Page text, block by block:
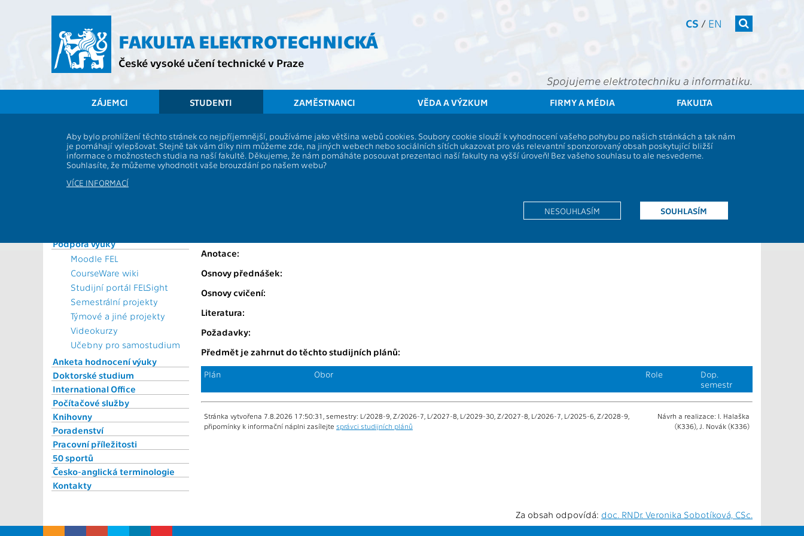
FAKULTA ELEKTROTECHNICKÁ
České vysoké učení technické v Praze
CS / EN
Spojujeme elektrotechniku a informatiku.
ZÁJEMCI STUDENTI ZAMĚSTNANCI VĚDA A VÝZKUM FIRMY A MÉDIA FAKULTA
Aby bylo prohlížení těchto stránek co nejpříjemnější, používáme jako většina webů cookies. Soubory cookie slouží k vyhodnocení vašeho pohybu po našich stránkách a tak nám
je pomáhají vylepšovat. Stejně tak vám díky nim můžeme zde, na jiných webech nebo sociálních sítích ukazovat pro vás relevantní sponzorovaný obsah poskytující bližší
informace o možnostech studia na naší fakultě. Děkujeme, že nám pomáháte posouvat prezentaci naší fakulty na vyšší úroveň! Bez vašeho souhlasu to ale nesvedeme.
Souhlasíte, že můžeme vyhodnotit vaše brouzdání po našem webu?
VÍCE INFORMACÍ
SOUHLASÍM
NESOUHLASÍM
Souhrnné informace
Vyhlášky a předpisy
Formuláře
Časový plán ak. roku
Podpora výuky
Moodle FEL
CourseWare wiki
Studijní portál FELSight
Semestrální projekty
Týmové a jiné projekty
Videokurzy
Učebny pro samostudium
Anketa hodnocení výuky
Doktorské studium
International Office
Počítačové služby
Knihovny
Poradenství
Pracovní příležitosti
50 sportů
Česko-anglická terminologie
Kontakty
AE0B16BAP Bachelor project
Role:
20
Anotace:
Osnovy přednášek:
Osnovy cvičení:
Literatura:
Požadavky:
Předmět je zahrnut do těchto studijních plánů:
Plán Obor Role
Dop.
semestr
Stránka vytvořena 7.8.2026 17:50:31, semestry: L/2028-9, Z/2026-7, L/2027-8, L/2029-30, Z/2027-8, L/2026-7, L/2025-6, Z/2028-9,
připomínky k informační náplni zasílejte správci studijních plánů
Návrh a realizace: I. Halaška
(K336), J. Novák (K336)
Za obsah odpovídá: doc. RNDr. Veronika Sobotíková, CSc.